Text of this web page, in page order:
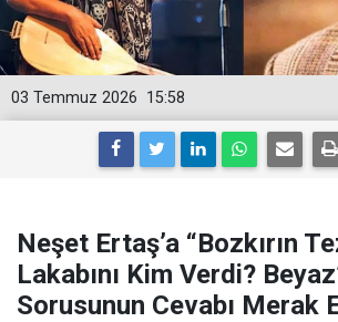
15:58
03 Temmuz 2026
Neşet Ertaş’a “Bozkırın
Lakabını Kim Verdi?
Sorusunun Cevabı Merak